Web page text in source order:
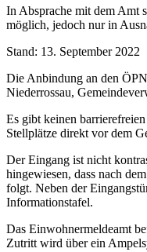
In Absprache mit dem Amt
möglich, jedoch nur in
Stand: 13. September 2022
Die Anbindung an den
Niederrossau,
Es gibt keinen
Stellplätze direkt vor dem
Der Eingang ist nicht
hingewiesen, dass nach
folgt. Neben der
Informationstafel.
Das Einwohnermeldeamt
Zutritt wird über ein